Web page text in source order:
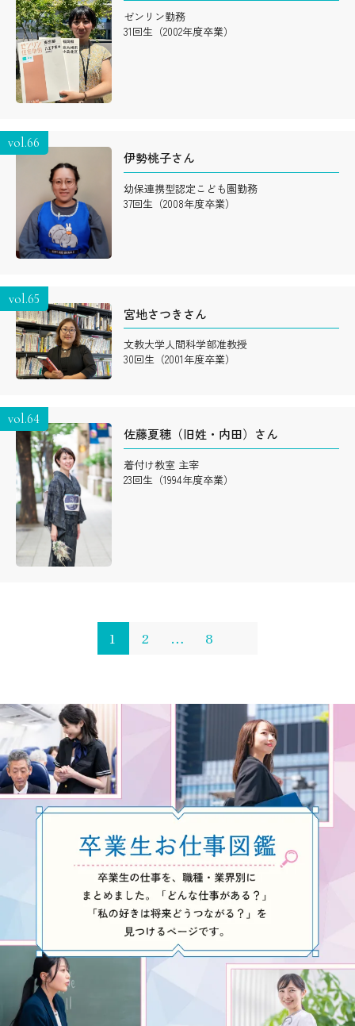
ゼンリン勤務
31回生（2002年度卒業）
vol.66
伊勢桃子さん
幼保連携型認定こども園勤務
37回生（2008年度卒業）
vol.65
宮地さつきさん
文教大学人間科学部准教授
30回生（2001年度卒業）
vol.64
佐藤夏穂（旧姓・内田）さん
着付け教室 主宰
23回生（1994年度卒業）
1 2 … 8